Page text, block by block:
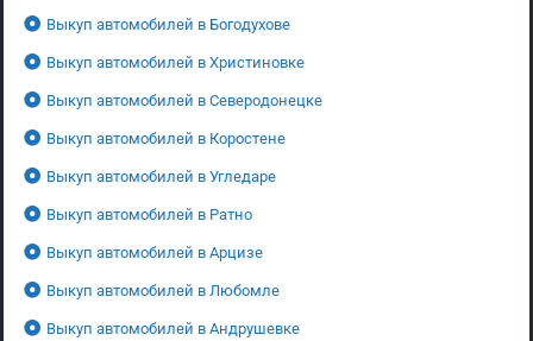
Выкуп автомобилей в Богодухове
Выкуп автомобилей в Христиновке
Выкуп автомобилей в Северодонецке
Выкуп автомобилей в Коростене
Выкуп автомобилей в Угледаре
Выкуп автомобилей в Ратно
Выкуп автомобилей в Арцизе
Выкуп автомобилей в Любомле
Выкуп автомобилей в Андрушевке